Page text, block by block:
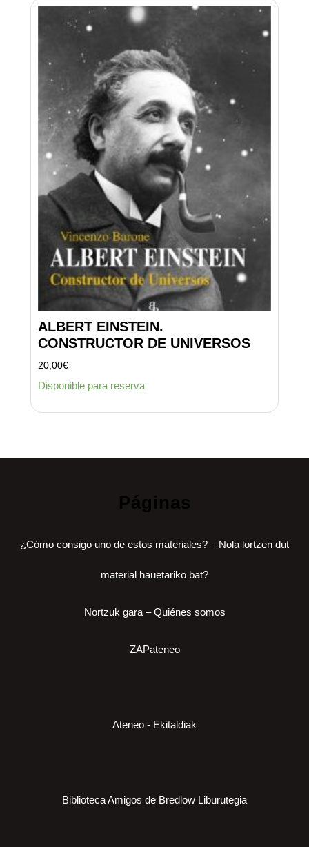
ALBERT EINSTEIN.
CONSTRUCTOR DE UNIVERSOS
20,00€
Disponible para reserva
Páginas
¿Cómo consigo uno de estos materiales? – Nola lortzen dut
material hauetariko bat?
Nortzuk gara – Quiénes somos
ZAPateneo
Ateneo - Ekitaldiak
Biblioteca Amigos de Bredlow Liburutegia